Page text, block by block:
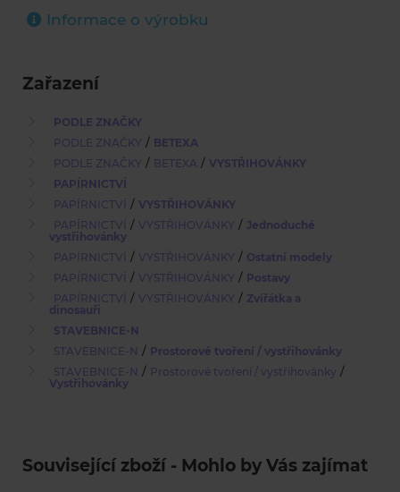
Informace o výrobku
Zařazení
PODLE ZNAČKY
PODLE ZNAČKY / BETEXA
PODLE ZNAČKY / BETEXA / VYSTŘIHOVÁNKY
PAPÍRNICTVÍ
PAPÍRNICTVÍ / VYSTŘIHOVÁNKY
PAPÍRNICTVÍ / VYSTŘIHOVÁNKY / Jednoduché
vystřihovánky
PAPÍRNICTVÍ / VYSTŘIHOVÁNKY / Ostatní modely
PAPÍRNICTVÍ / VYSTŘIHOVÁNKY / Postavy
PAPÍRNICTVÍ / VYSTŘIHOVÁNKY / Zvířátka a
dinosauři
STAVEBNICE-N
STAVEBNICE-N / Prostorové tvoření / vystřihovánky
STAVEBNICE-N / Prostorové tvoření / vystřihovánky /
Vystřihovánky
Související zboží - Mohlo by Vás zajímat